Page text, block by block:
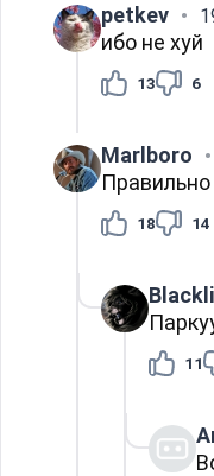
petkev
ибо не хуй
13 6
Marlboro
18 14
11